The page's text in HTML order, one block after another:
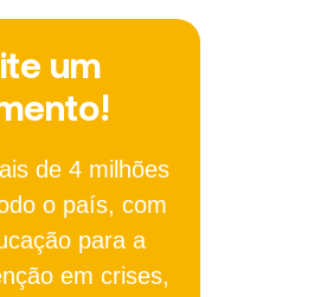
um
de 4 milhões
o país, com
para a
em crises,